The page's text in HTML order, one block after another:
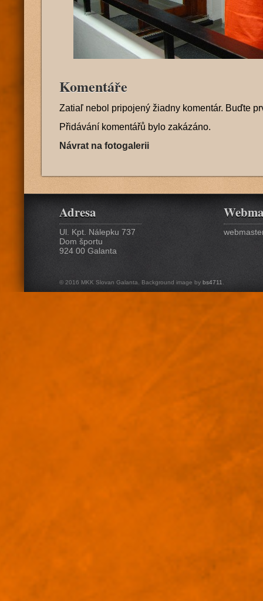
Komentáře
Zatiaľ nebol pripojený žiadny komentár. Buďte
Přidávání komentářů bylo zakázáno.
Návrat na fotogalerii
Adresa
Ul. Kpt. Nálepku 737
Dom športu
924 00 Galanta
© 2016 MKK Slovan Galanta. Background image by bs4711